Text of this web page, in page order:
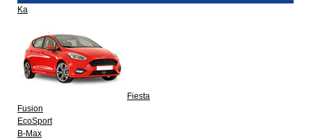
Ka
Fiesta
Fusion
EcoSport
B-Max